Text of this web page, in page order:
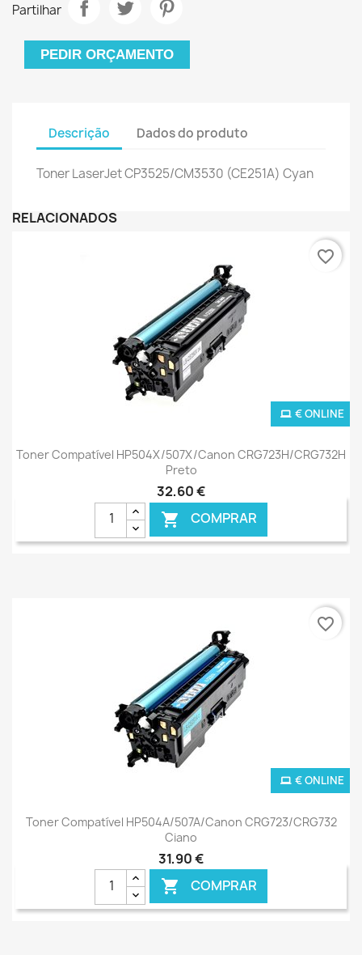
Partilhar
PEDIR ORÇAMENTO
Descrição Dados do produto
Toner LaserJet CP3525/CM3530 (CE251A) Cyan
RELACIONADOS
Toner Compatível HP504X/507X/Canon CRG723H/CRG732H
Preto
32,60 €
 COMPRAR
€ ONLINE
favorite_border
Toner Compatível HP504A/507A/Canon CRG723/CRG732
Ciano
31,90 €
 COMPRAR
€ ONLINE
favorite_border